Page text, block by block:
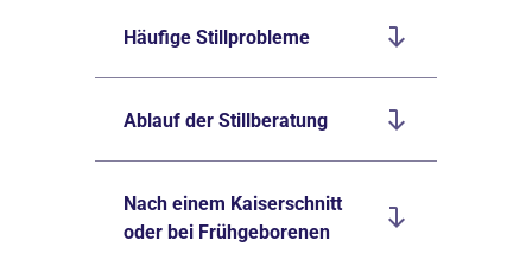
Häufige Stillprobleme
Ablauf der Stillberatung
Nach einem Kaiserschnitt
oder bei Frühgeborenen